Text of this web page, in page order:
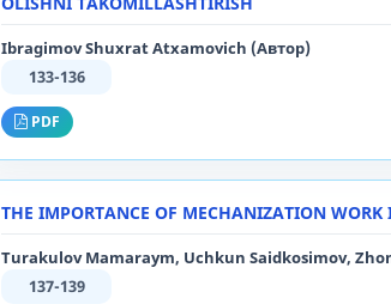
Ibragimov Shuxrat Atxamovich (Автор)
133-136
PDF
THE IMPORTANCE OF MECHANIZATION WORK
Turakulov Mamaraym, Uchkun Saidkosimov,
137-139